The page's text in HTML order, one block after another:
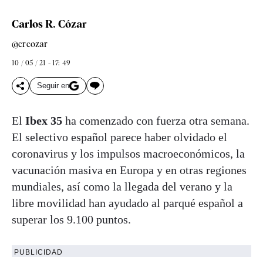
Carlos R. Cózar
@crcozar
10 / 05 / 21 - 17: 49
Seguir en
El Ibex 35 ha comenzado con fuerza otra semana.
El selectivo español parece haber olvidado el
coronavirus y los impulsos macroeconómicos, la
vacunación masiva en Europa y en otras regiones
mundiales, así como la llegada del verano y la
libre movilidad han ayudado al parqué español a
superar los 9.100 puntos.
PUBLICIDAD